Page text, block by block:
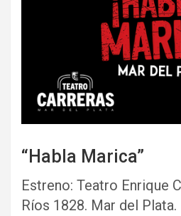
“Habla Marica”
Estreno: Teatro Enrique
Ríos 1828. Mar del Plata.